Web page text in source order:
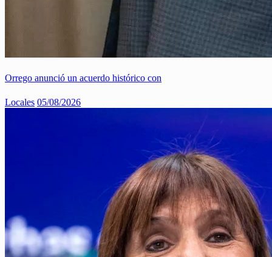
Orrego anunció un acuerdo histórico con
Locales 05/08/2026